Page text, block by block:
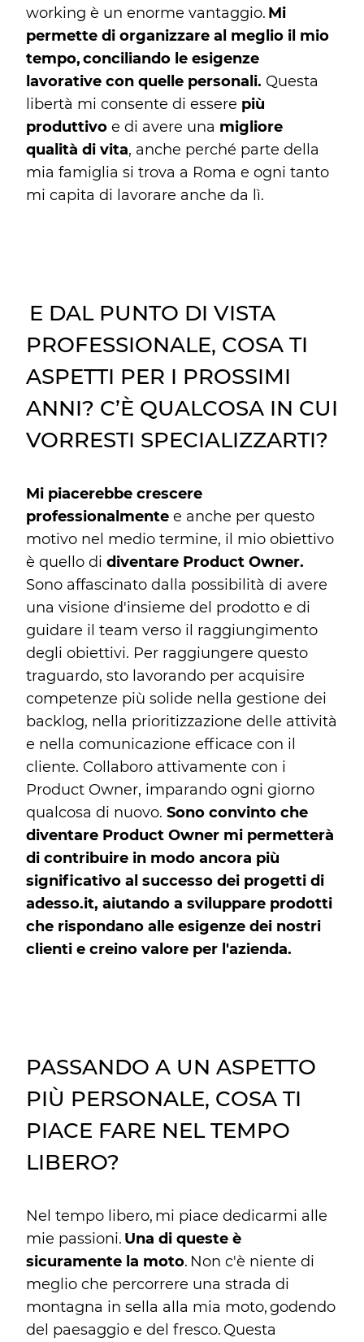
working è un enorme vantaggio. Mi
permette di organizzare al meglio il mio
tempo, conciliando le esigenze
lavorative con quelle personali. Questa
libertà mi consente di essere più
produttivo e di avere una migliore
qualità di vita, anche perché parte della
mia famiglia si trova a Roma e ogni tanto
mi capita di lavorare anche da lì.
E DAL PUNTO DI VISTA
PROFESSIONALE, COSA TI
ASPETTI PER I PROSSIMI
ANNI? C’È QUALCOSA IN CUI
VORRESTI SPECIALIZZARTI?
Mi piacerebbe crescere
professionalmente e anche per questo
motivo nel medio termine, il mio obiettivo
è quello di diventare Product Owner.
Sono affascinato dalla possibilità di avere
una visione d'insieme del prodotto e di
guidare il team verso il raggiungimento
degli obiettivi. Per raggiungere questo
traguardo, sto lavorando per acquisire
competenze più solide nella gestione dei
backlog, nella prioritizzazione delle attività
e nella comunicazione efficace con il
cliente. Collaboro attivamente con i
Product Owner, imparando ogni giorno
qualcosa di nuovo. Sono convinto che
diventare Product Owner mi permetterà
di contribuire in modo ancora più
significativo al successo dei progetti di
adesso.it, aiutando a sviluppare prodotti
che rispondano alle esigenze dei nostri
clienti e creino valore per l'azienda.
PASSANDO A UN ASPETTO
PIÙ PERSONALE, COSA TI
PIACE FARE NEL TEMPO
LIBERO?
Nel tempo libero, mi piace dedicarmi alle
mie passioni. Una di queste è
sicuramente la moto. Non c'è niente di
meglio che percorrere una strada di
montagna in sella alla mia moto, godendo
del paesaggio e del fresco. Questa